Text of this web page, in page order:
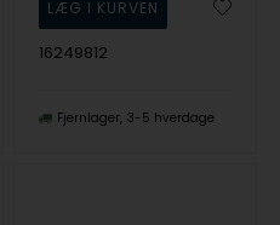
16249812
Fjernlager 3-5 hverdage